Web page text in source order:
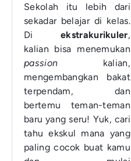
Sekolah itu lebih dari
sekadar belajar di kelas.
Diekstrakurikuler,
kalian bisa menemukan
passion kalian,
mengembangkan bakat
terpendam, dan
bertemu teman-teman
baru yang seru! Yuk, cari
tahu ekskul mana yang
paling cocok buat kamu